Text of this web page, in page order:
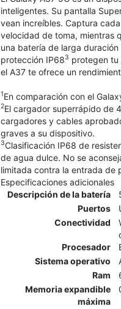
inteligentes. Su pantalla
vean increíbles. Captura
velocidad de toma, mientras
una batería de larga
protección IP683 protegen tu
el A37 te ofrece un
1En comparación con el
2El cargador superrápido de
cargadores y cables
graves a su dispositivo.
3Clasificación IP68 de
de agua dulce. No se
limitada contra la entrada de
Especificaciones adicionales
Descripción de la batería
Puertos
Conectividad
Procesador
Sistema operativo
Ram
Memoria expandible
máxima